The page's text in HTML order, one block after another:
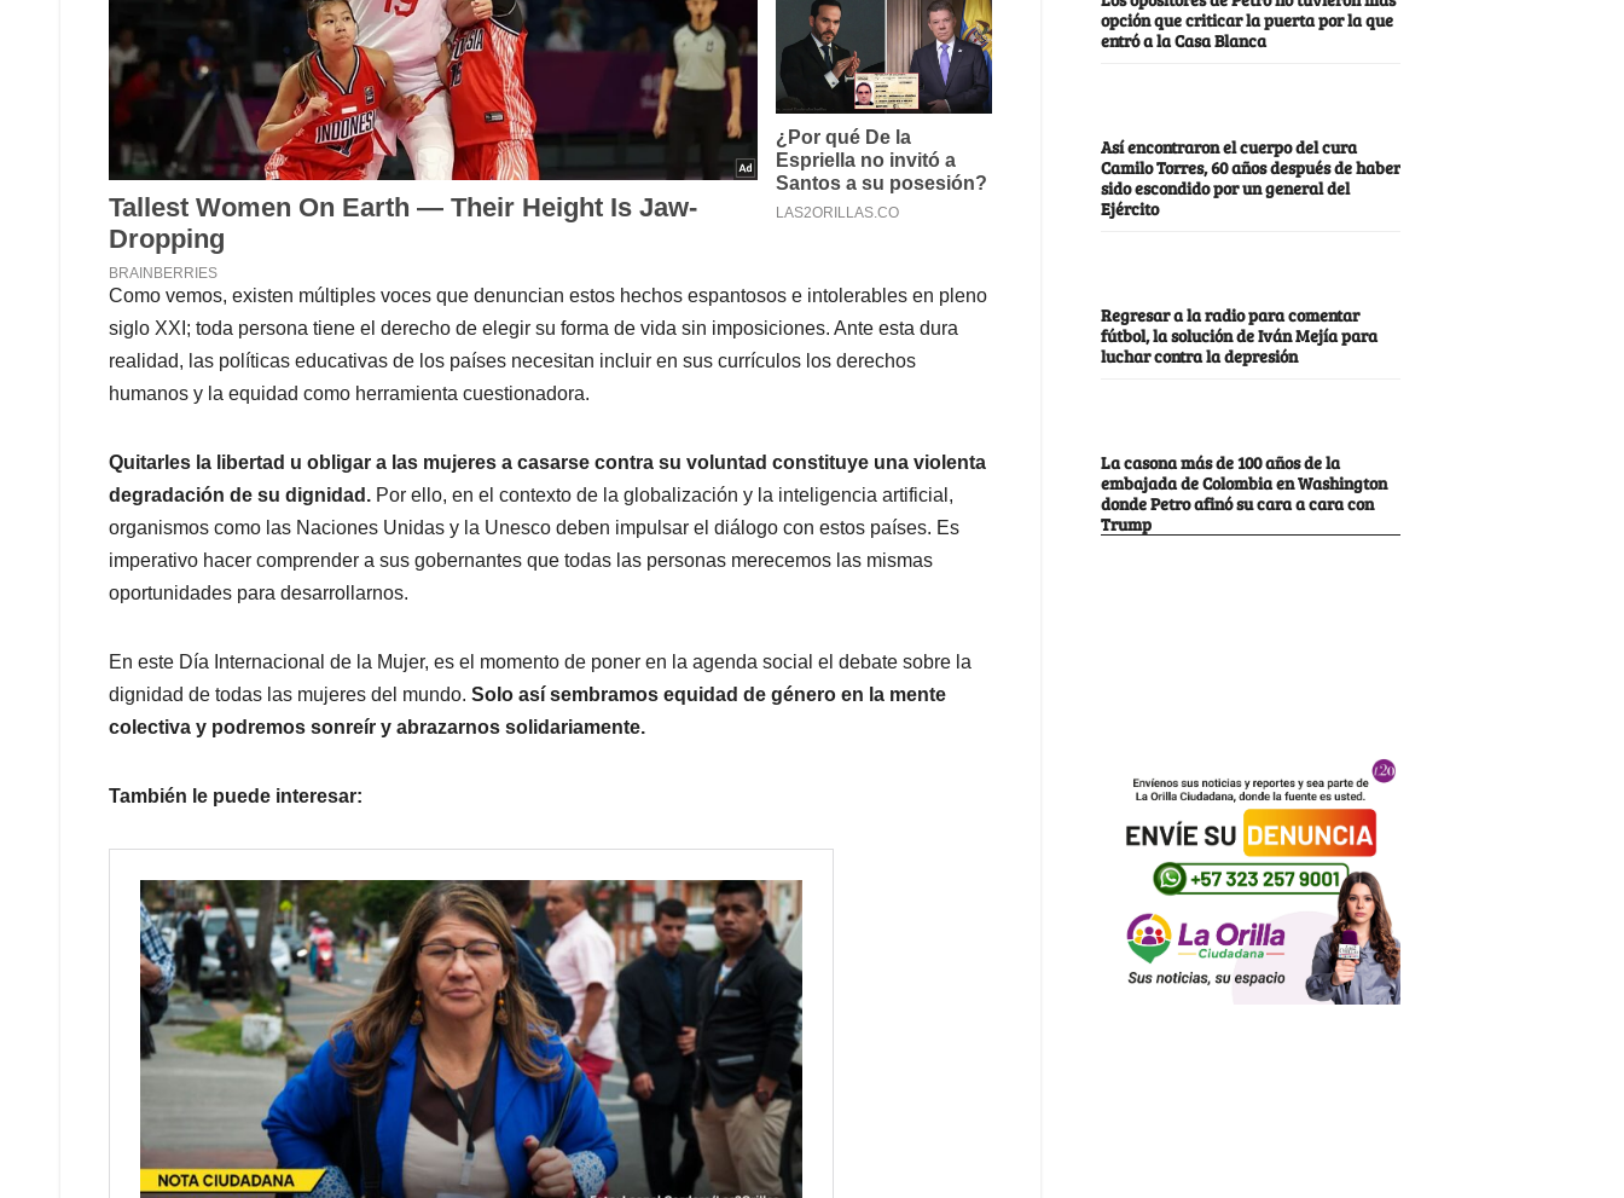
Como vemos, existen múltiples voces que denuncian estos hechos espantosos e intolerables en pleno
siglo XXI; toda persona tiene el derecho de elegir su forma de vida sin imposiciones. Ante esta dura
realidad, las políticas educativas de los países necesitan incluir en sus currículos los derechos
humanos y la equidad como herramienta cuestionadora.
Quitarles la libertad u obligar a las mujeres a casarse contra su voluntad constituye una violenta
degradación de su dignidad. Por ello, en el contexto de la globalización y la inteligencia artificial,
organismos como las Naciones Unidas y la Unesco deben impulsar el diálogo con estos países. Es
imperativo hacer comprender a sus gobernantes que todas las personas merecemos las mismas
oportunidades para desarrollarnos.
En este Día Internacional de la Mujer, es el momento de poner en la agenda social el debate sobre la
dignidad de todas las mujeres del mundo. Solo así sembramos equidad de género en la mente
colectiva y podremos sonreír y abrazarnos solidariamente.
También le puede interesar:
opción que criticar la puerta por la que
entró a la Casa Blanca
Así encontraron el cuerpo del cura
Camilo Torres, 60 años después de haber
sido escondido por un general del
Ejército
Regresar a la radio para comentar
fútbol, la solución de Iván Mejía para
luchar contra la depresión
La casona más de 100 años de la
embajada de Colombia en Washington
donde Petro afinó su cara a cara con
Trump